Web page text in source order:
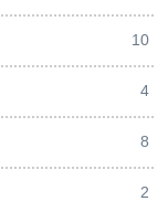
10
4
8
2